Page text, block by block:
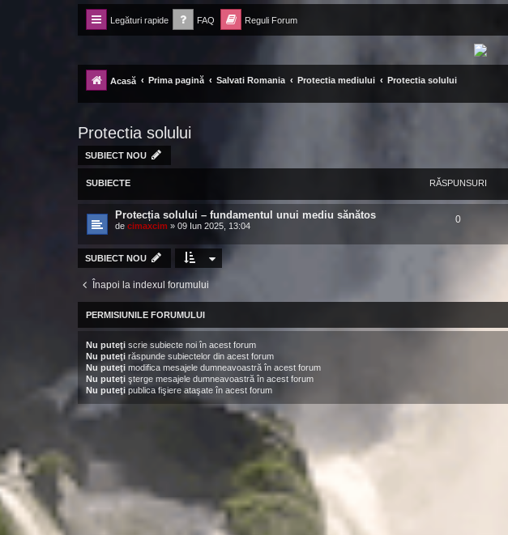
Legături rapide FAQ Reguli Forum
Forum Ecolomania™®
-= Idei pentru viitor =-
Acasă Prima pagină Salvati Romania Protectia mediului Protectia solului
Protectia solului
SUBIECT NOU
SUBIECTE RĂSPUNSURI
Protecția solului – fundamentul unui mediu sănătos
de cimaxcim » 09 Iun 2025, 13:04
0
SUBIECT NOU
Înapoi la indexul forumului
PERMISIUNILE FORUMULUI
Nu puteţi scrie subiecte noi în acest forum
Nu puteţi răspunde subiectelor din acest forum
Nu puteţi modifica mesajele dumneavoastră în acest forum
Nu puteţi şterge mesajele dumneavoastră în acest forum
Nu puteţi publica fişiere ataşate în acest forum